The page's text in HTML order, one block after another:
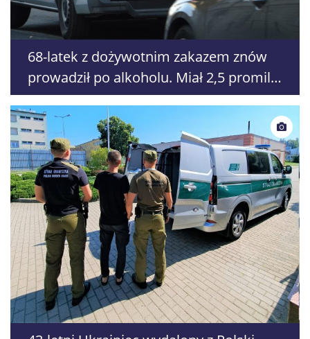
68-latek z dożywotnim zakazem znów
prowadził po alkoholu. Miał 2,5 promila,
trafił za kraty